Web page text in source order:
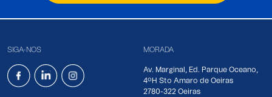
SIGA-NOS MORADA
Av. Marginal, Ed. Parque Oceano,
4ºH Sto Amaro de Oeiras
2780-322 Oeiras